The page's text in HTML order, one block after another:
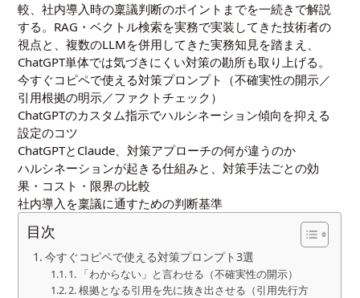
較、社内導入時の稟議判断のポイントまでを一続きで解説
する。RAG・ベクトル検索を実務で実装してきた技術者の
視点と、複数のLLMを併用してきた実務知見を踏まえ、
ChatGPT単体では気づきにくい対策の勘所も取り上げる。
今すぐコピペで使える対策プロンプト（不確実性の開示／
引用根拠の明示／ファクトチェック）
ChatGPTのカスタム指示でハルシネーション傾向を抑える
設定のコツ
ChatGPTとClaude、対策アプローチの何が違うのか
ハルシネーションが起きる仕組みと、対策手法ごとの効
果・コスト・限界の比較
社内導入を稟議に通すための判断基準
目次
今すぐコピペで使える対策プロンプト3選
1. 「わからない」と言わせる（不確実性の開示）
2. 根拠となる引用を先に抜き出させる（引用先行方